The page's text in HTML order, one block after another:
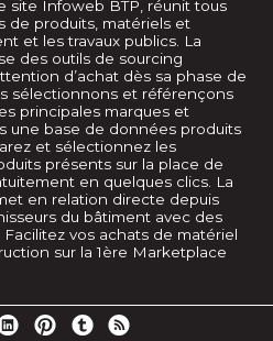
site Infoweb BTP, réunit tous
de produits, matériels et
et les travaux publics. La
des outils de sourcing
d’achat dès sa phase de
sélectionnons et référençons
principales marques et
une base de données produits
et sélectionnez les
présents sur la place de
en quelques clics. La
en relation directe depuis
du bâtiment avec des
vos achats de matériel
sur la 1ère Marketplace